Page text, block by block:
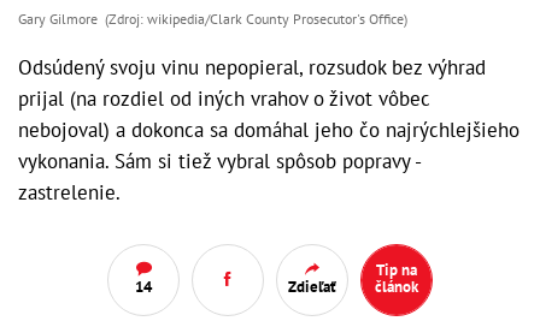
Gary Gilmore (Zdroj: wikipedia/Clark County Prosecutor's Office)
Odsúdený svoju vinu nepopieral, rozsudok bez výhrad
prijal (na rozdiel od iných vrahov o život vôbec
nebojoval) a dokonca sa domáhal jeho čo najrýchlejšieho
vykonania. Sám si tiež vybral spôsob popravy -
zastrelenie.
14 Zdieľať
Tip na
článok